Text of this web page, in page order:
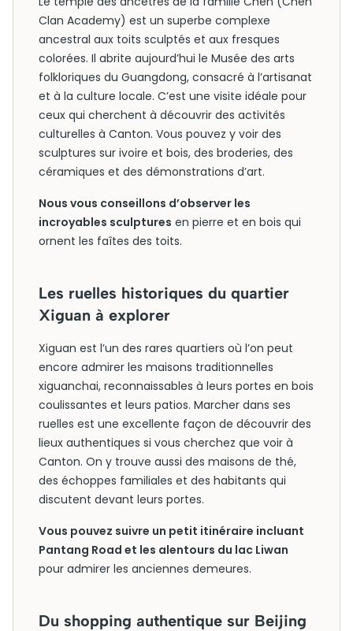
Clan Academy) est un superbe complexe
ancestral aux toits sculptés et aux fresques
colorées. Il abrite aujourd’hui le Musée des arts
folkloriques du Guangdong, consacré à l’artisanat
et à la culture locale. C’est une visite idéale pour
ceux qui cherchent à découvrir des activités
culturelles à Canton. Vous pouvez y voir des
sculptures sur ivoire et bois, des broderies, des
céramiques et des démonstrations d’art.
Nous vous conseillons d’observer les
incroyables sculptures en pierre et en bois qui
ornent les faîtes des toits.
Les ruelles historiques du quartier
Xiguan à explorer
Xiguan est l’un des rares quartiers où l’on peut
encore admirer les maisons traditionnelles
xiguanchai, reconnaissables à leurs portes en bois
coulissantes et leurs patios. Marcher dans ses
ruelles est une excellente façon de découvrir des
lieux authentiques si vous cherchez que voir à
Canton. On y trouve aussi des maisons de thé,
des échoppes familiales et des habitants qui
discutent devant leurs portes.
Vous pouvez suivre un petit itinéraire incluant
Pantang Road et les alentours du lac Liwan
pour admirer les anciennes demeures.
Du shopping authentique sur Beijing